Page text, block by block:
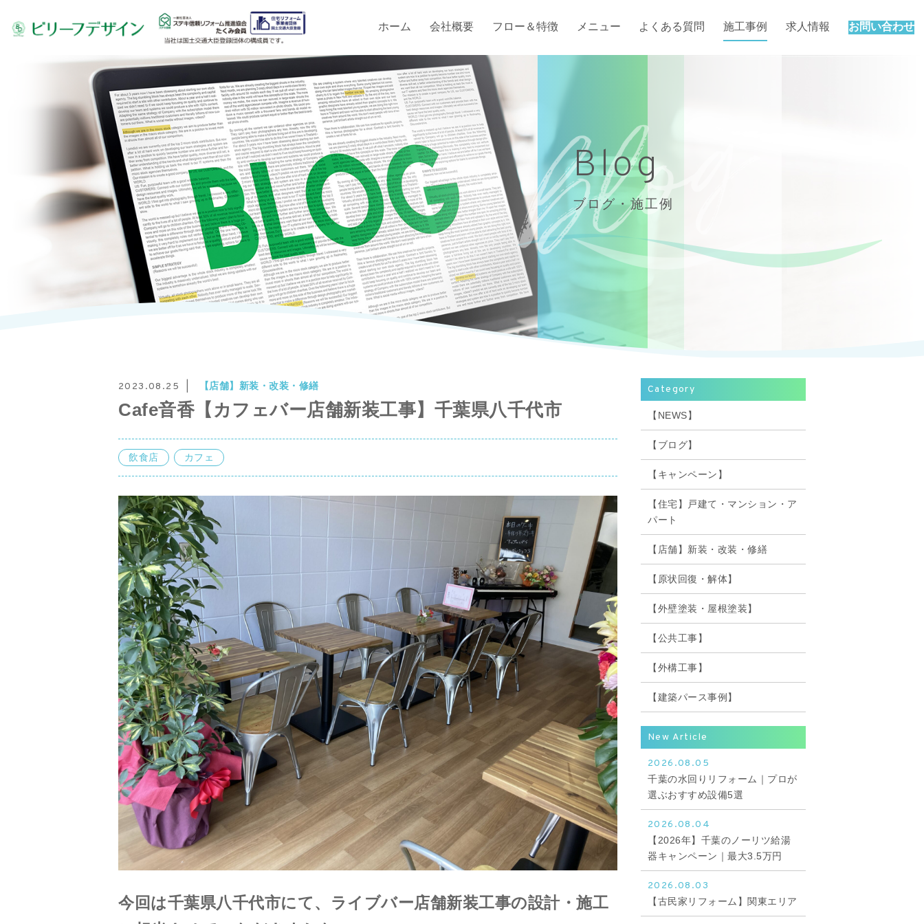
ホーム 会社概要 フロー＆特徴 メニュー よくある質問 施工事例 求人情報 お問い合わせ
Blog
ブログ・施工例
2023.08.25 【店舗】新装・改装・修繕
Cafe音香【カフェバー店舗新装工事】千葉県八千代市
飲食店 カフェ
今回は千葉県八千代市にて、ライブバー店舗新装工事の設計・施工
Category
【NEWS】
【ブログ】
【キャンペーン】
【住宅】戸建て・マンション・ア
パート
【店舗】新装・改装・修繕
【原状回復・解体】
【外壁塗装・屋根塗装】
【公共工事】
【外構工事】
【建築パース事例】
New Article
2026.08.05
千葉の水回りリフォーム｜プロが
選ぶおすすめ設備5選
2026.08.04
【2026年】千葉のノーリツ給湯
器キャンペーン｜最大3.5万円
2026.08.03
【古民家リフォーム】関東エリア